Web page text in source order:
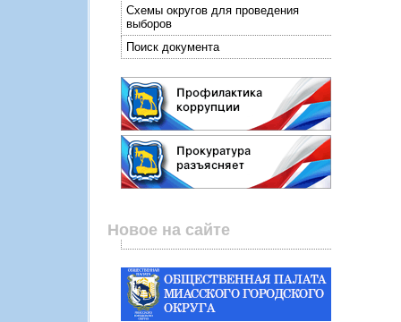
Схемы округов для проведения
выборов
Поиск документа
Новое на сайте